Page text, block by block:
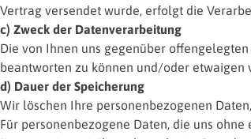
Vertrag versendet wurde, erfolgt die
c) Zweck der Datenverarbeitung
Die von Ihnen uns gegenüber
beantworten zu können und/oder
d) Dauer der Speicherung
Wir löschen Ihre personenbezogenen
Für personenbezogene Daten, die uns